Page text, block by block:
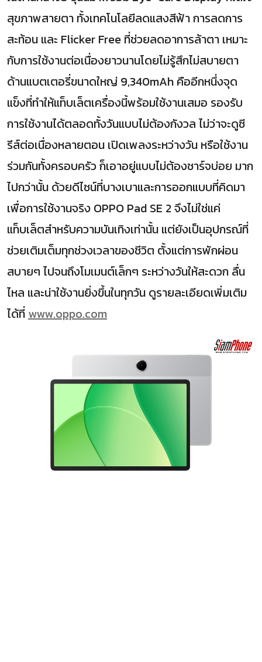
สุขภาพสายตา ทั้งเทคโนโลยีลดแสงสีฟ้า การลดการ
สะท้อน และ Flicker Free ที่ช่วยลดอาการล้าตา เหมาะ
กับการใช้งานต่อเนื่องยาวนานโดยไม่รู้สึกไม่สบายตา
ด้านแบตเตอรี่ขนาดใหญ่ 9,340mAh คืออีกหนึ่งจุด
แข็งที่ทำให้แท็บเล็ตเครื่องนี้พร้อมใช้งานเสมอ รองรับ
การใช้งานได้ตลอดทั้งวันแบบไม่ต้องกังวล ไม่ว่าจะดูซี
รีส์ต่อเนื่องหลายตอน เปิดเพลงระหว่างวัน หรือใช้งาน
ร่วมกันทั้งครอบครัว ก็เอาอยู่แบบไม่ต้องชาร์จบ่อย มาก
ไปกว่านั้น ด้วยดีไซน์ที่บางเบาและการออกแบบที่คิดมา
เพื่อการใช้งานจริง OPPO Pad SE 2 จึงไม่ใช่แค่
แท็บเล็ตสำหรับความบันเทิงเท่านั้น แต่ยังเป็นอุปกรณ์ที่
ช่วยเติมเต็มทุกช่วงเวลาของชีวิต ตั้งแต่การพักผ่อน
สบายๆ ไปจนถึงโมเมนต์เล็กๆ ระหว่างวันให้สะดวก ลื่น
ไหล และน่าใช้งานยิ่งขึ้นในทุกวัน ดูรายละเอียดเพิ่มเติม
ได้ที่www.oppo.com